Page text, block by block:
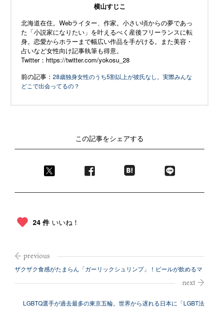
横山すじこ
北海道在住。Webライター、作家。小さい頃からの夢であっ
た「小説家になりたい」を叶えるべく産後フリーランスに転
身。恋愛からホラーまで幅広い作品を手がける。また美容・
占いなど女性向け記事執筆も得意。
Twitter： https://twitter.com/yokosu_28
前の記事：28歳独身女性のうち5割以上が彼氏なし。実際みんな
どこで出会ってるの？
この記事をシェアする
24 件 いいね！
ザクザク食感がたまらん「ガーリックシュリンプ」！ビールが飲めるマ
LGBTQ選手が過去最多の東京五輪。世界から遅れる日本に「LGBT法